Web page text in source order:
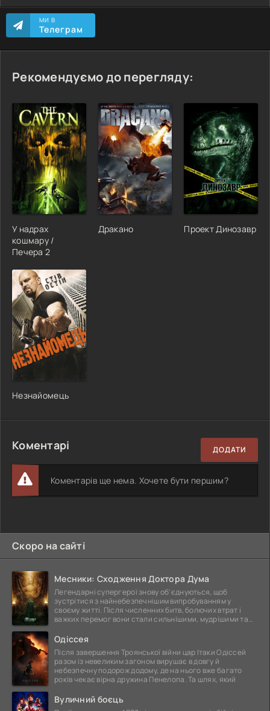
МИ В
Телеграм
Рекомендуємо до перегляду:
У надрах
кошмару /
Печера 2
Дракано Проект Динозавр
Незнайомець
Коментарі ДОДАТИ
Коментарів ще нема. Хочете бути першим?
Скоро на сайті
Месники: Сходження Доктора Дума
Легендарні супергерої знову об'єднуються, щоб
зустрітися з найнебезпечнішим випробуванням у
своєму житті. Після численних битв, болючих втрат і
важких перемог вони стали сильнішими, мудрішими та
Одіссея
Після завершення Троянської війни цар Ітаки Одіссей
разом із невеликим загоном вирушає в довгу й
небезпечну подорож додому, де на нього вже багато
років чекає вірна дружина Пенелопа. Та шлях, який
Вуличний боєць